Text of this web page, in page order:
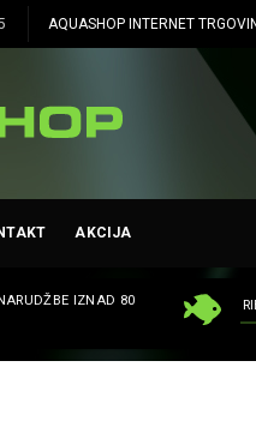
AQUASHOP INTERNET
AKCIJA
IZNAD 80